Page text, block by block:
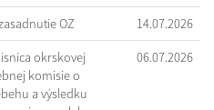
OZ 14.07.2026
okrskovej
komisie o
a výsledku
06.07.2026